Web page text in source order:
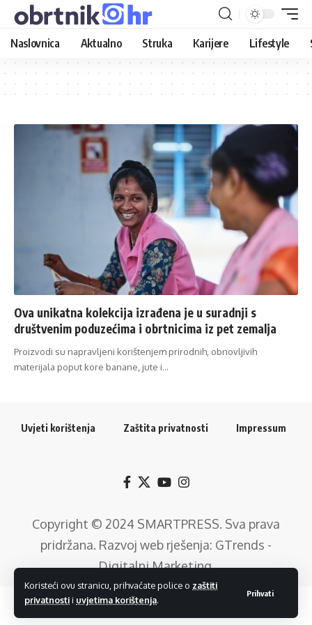
Koristeći ovu stranicu, prihvaćate police o zaštiti
privatnostii uvjetima korištenja.
Prihvati
Naslovnica Aktualno Struka Karijere Lifestyle
Ova unikatna kolekcija izrađena je u suradnji s
društvenim poduzećima i obrtnicima iz pet zemalja
Proizvodi su napravljeni korištenjem prirodnih, obnovljivih
materijala poput kore banane, jute i…
Uvjeti korištenja Zaštita privatnosti Impressum
Copyright © 2024 SMARTPRESS. Sva prava
pridržana. Razvoj web rješenja: GTrends -
Digitalni Marketing.